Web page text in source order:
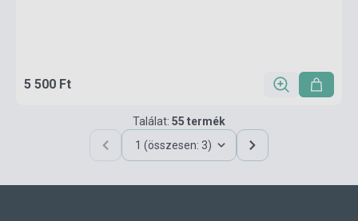
5 500 Ft
Találat: 55 termék
1 (összesen: 3)